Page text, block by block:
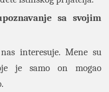
sa svojim
interesuje. Mene su
je samo on mogao